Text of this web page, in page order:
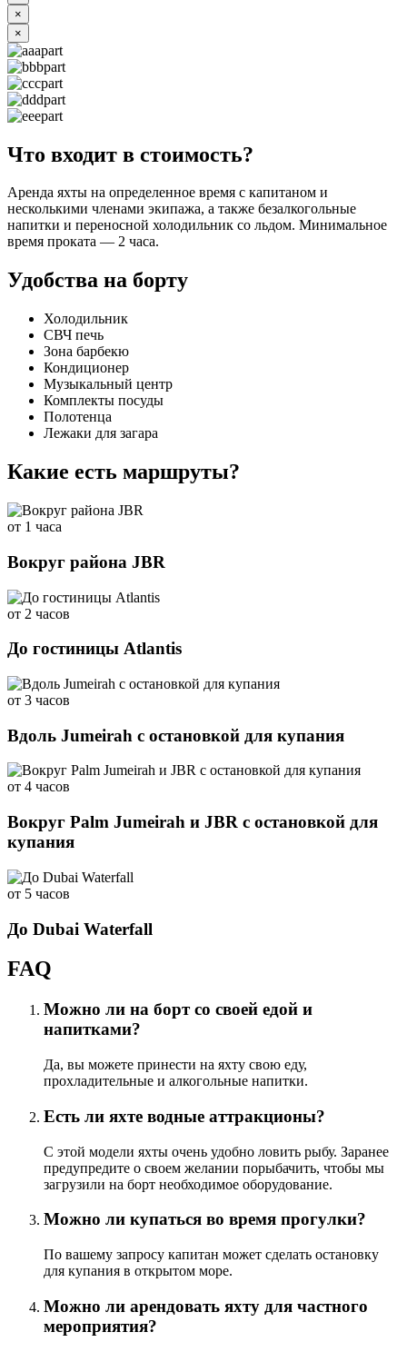
×
×
Что входит в стоимость?
Аренда яхты на определенное время с капитаном и
несколькими членами экипажа, а также безалкогольные
напитки и переносной холодильник со льдом. Минимальное
время проката — 2 часа.
Удобства на борту
Холодильник
СВЧ печь
Зона барбекю
Кондиционер
Музыкальный центр
Комплекты посуды
Полотенца
Лежаки для загара
Какие есть маршруты?
от 1 часа
Вокруг района JBR
от 2 часов
До гостиницы Atlantis
от 3 часов
Вдоль Jumeirah с остановкой для купания
от 4 часов
Вокруг Palm Jumeirah и JBR с остановкой для
купания
от 5 часов
До Dubai Waterfall
FAQ
Можно ли на борт со своей едой и
напитками?
Да, вы можете принести на яхту свою еду,
прохладительные и алкогольные напитки.
Есть ли яхте водные аттракционы?
С этой модели яхты очень удобно ловить рыбу. Заранее
предупредите о своем желании порыбачить, чтобы мы
загрузили на борт необходимое оборудование.
Можно ли купаться во время прогулки?
По вашему запросу капитан может сделать остановку
для купания в открытом море.
Можно ли арендовать яхту для частного
мероприятия?